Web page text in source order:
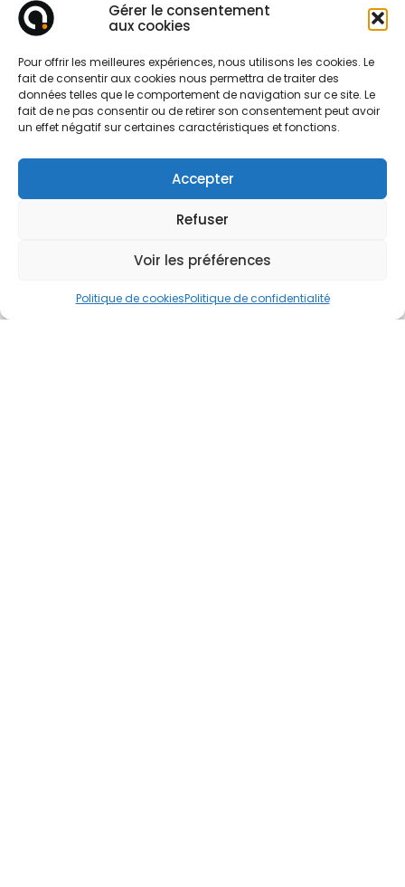
Gérer le consentement
aux cookies
Pour offrir les meilleures expériences, nous utilisons les cookies. Le
fait de consentir aux cookies nous permettra de traiter des
données telles que le comportement de navigation sur ce site. Le
fait de ne pas consentir ou de retirer son consentement peut avoir
un effet négatif sur certaines caractéristiques et fonctions.
Accepter
Refuser
Voir les préférences
Politique de cookiesPolitique de confidentialité